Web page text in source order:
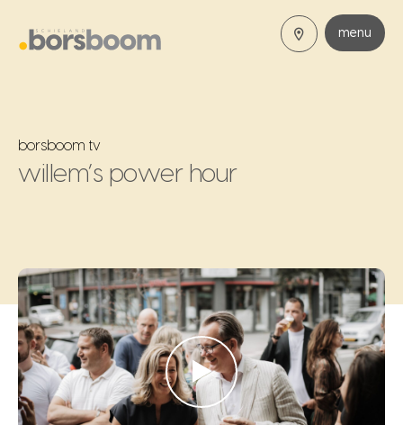
menu
borsboom tv
willem’s power hour